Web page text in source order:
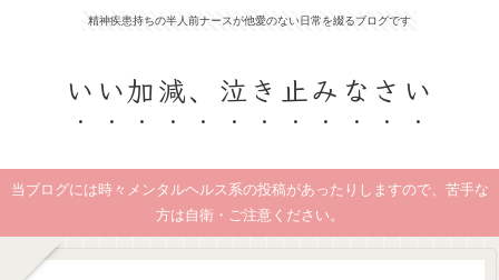
精神疾患持ちの半人前ナースが他愛のない日常を綴るブログです
いい加減、泣き止みなさい
当ブログには時々メンタルヘルス系の投稿があったりしますので、苦手な
方は自衛・ご注意ください。